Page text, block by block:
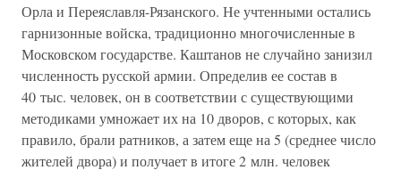
Орла и Переяславля-Рязанского. Не учтенными остались
гарнизонные войска, традиционно многочисленные в
Московском государстве. Каштанов не случайно занизил
численность русской армии. Определив ее состав в
40 тыс. человек, он в соответствии с существующими
методиками умножает их на 10 дворов, с которых, как
правило, брали ратников, а затем еще на 5 (среднее число
жителей двора) и получает в итоге 2 млн. человек